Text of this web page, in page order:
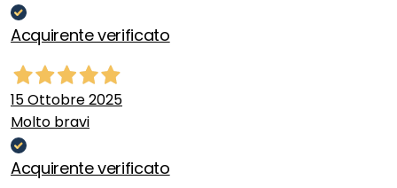
Acquirente verificato
15 Ottobre 2025
Molto bravi
Acquirente verificato